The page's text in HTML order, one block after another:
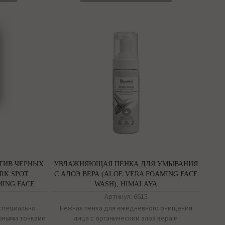
ЧЕРНЫХ
SPOT
FACE
точками
УВЛАЖНЯЮЩАЯ ПЕНКА ДЛЯ УМЫВАНИЯ
С АЛОЭ ВЕРА (ALOE VERA FOAMING FACE
WASH), HIMALAYA
Артикул: 6615
Нежная пенка для ежедневного очищения
лица с органическим алоэ вера и